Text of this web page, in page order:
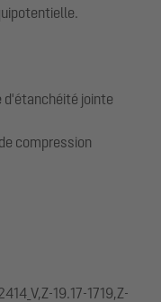
d'étanchéité jointe
compression
19.17-1719,Z-